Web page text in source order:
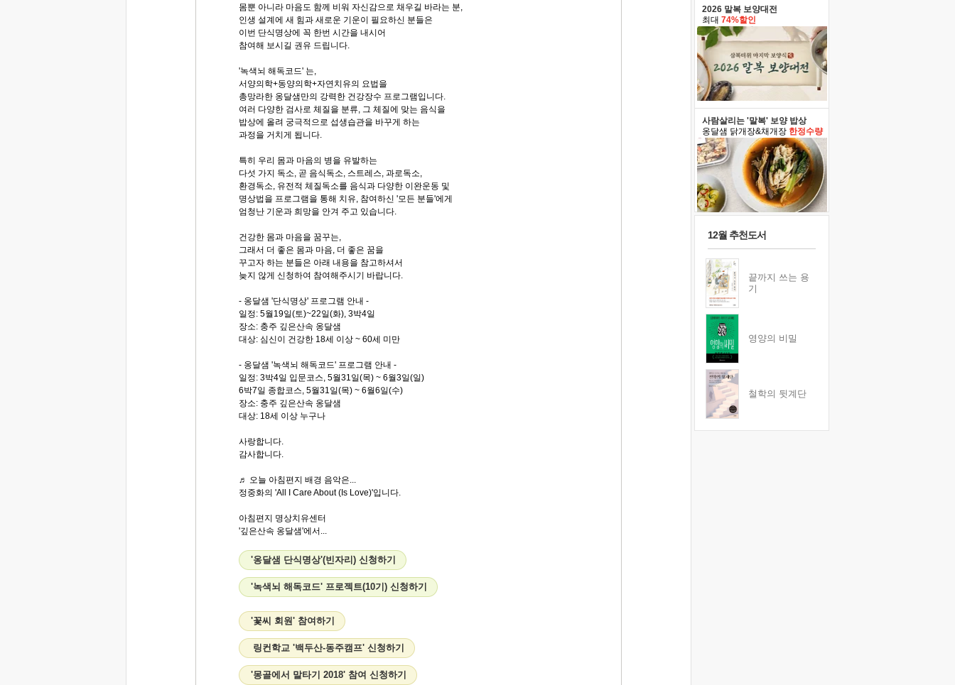
몸뿐 아니라 마음도 함께 비워 자신감으로 채우길 바라는 분,
인생 설계에 새 힘과 새로운 기운이 필요하신 분들은
이번 단식명상에 꼭 한번 시간을 내시어
참여해 보시길 권유 드립니다.
'녹색뇌 해독코드' 는,
서양의학+동양의학+자연치유의 요법을
총망라한 옹달샘만의 강력한 건강장수 프로그램입니다.
여러 다양한 검사로 체질을 분류, 그 체질에 맞는 음식을
밥상에 올려 궁극적으로 섭생습관을 바꾸게 하는
과정을 거치게 됩니다.
특히 우리 몸과 마음의 병을 유발하는
다섯 가지 독소, 곧 음식독소, 스트레스, 과로독소,
환경독소, 유전적 체질독소를 음식과 다양한 이완운동 및
명상법을 프로그램을 통해 치유, 참여하신 '모든 분들'에게
엄청난 기운과 희망을 안겨 주고 있습니다.
건강한 몸과 마음을 꿈꾸는,
그래서 더 좋은 몸과 마음, 더 좋은 꿈을
꾸고자 하는 분들은 아래 내용을 참고하셔서
늦지 않게 신청하여 참여해주시기 바랍니다.
- 옹달샘 '단식명상' 프로그램 안내 -
일정: 5월19일(토)~22일(화), 3박4일
장소: 충주 깊은산속 옹달샘
대상: 심신이 건강한 18세 이상 ~ 60세 미만
- 옹달샘 '녹색뇌 해독코드' 프로그램 안내 -
일정: 3박4일 입문코스, 5월31일(목) ~ 6월3일(일)
6박7일 종합코스, 5월31일(목) ~ 6월6일(수)
장소: 충주 깊은산속 옹달샘
대상: 18세 이상 누구나
사랑합니다.
감사합니다.
♬ 오늘 아침편지 배경 음악은...
정중화의 'All I Care About (Is Love)'입니다.
아침편지 명상치유센터
'깊은산속 옹달샘'에서...
'옹달샘 단식명상'(빈자리) 신청하기
'녹색뇌 해독코드' 프로젝트(10기) 신청하기
'꽃씨 회원' 참여하기
링컨학교 '백두산-동주캠프' 신청하기
'몽골에서 말타기 2018' 참여 신청하기
2026 말복 보양대전
최대 74%할인
사람살리는 '말복' 보양 밥상
옹달샘 닭개장&채개장 한정수량
12월 추천도서
끝까지 쓰는 용
기
영양의 비밀
철학의 뒷계단